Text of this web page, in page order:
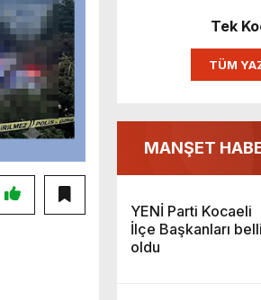
Tek
TÜM
MANŞET
YENİ Parti Kocaeli
İlçe Başkanları belli
oldu